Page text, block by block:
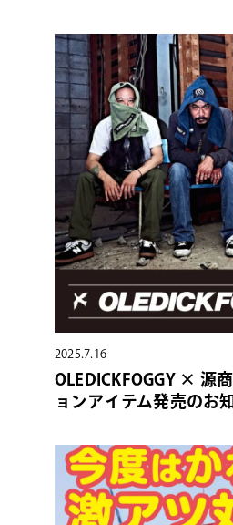
2025.7.16
OLEDICKFOGGY × 源
ョンアイテム発売のお